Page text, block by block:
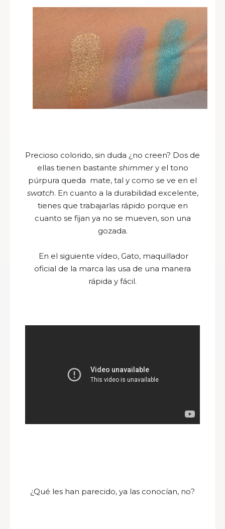
Precioso colorido, sin duda ¿no creen? Dos de
ellas tienen bastante shimmery el tono
púrpura queda mate, tal y como se ve en el
swatch. En cuanto a la durabilidad excelente,
tienes que trabajarlas rápido porque en
cuanto se fijan ya no se mueven, son una
gozada.
En el siguiente vídeo, Gato, maquillador
oficial de la marca las usa de una manera
rápida y fácil.
¿Qué les han parecido, ya las conocían, no?